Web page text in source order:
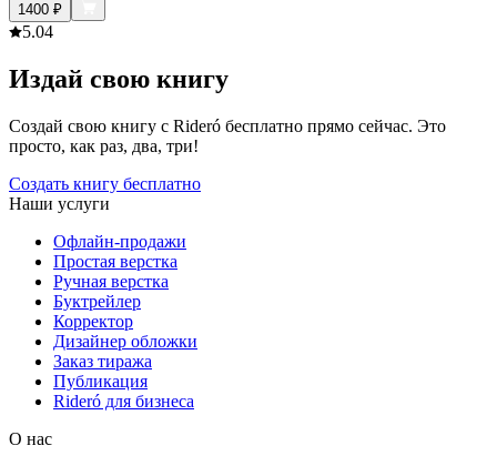
1400 ₽
5.04
Издай свою книгу
Создай свою книгу с Rideró бесплатно прямо сейчас. Это
просто, как раз, два, три!
Создать книгу бесплатно
Наши услуги
Офлайн-продажи
Простая верстка
Ручная верстка
Буктрейлер
Корректор
Дизайнер обложки
Заказ тиража
Публикация
Rideró для бизнеса
О нас